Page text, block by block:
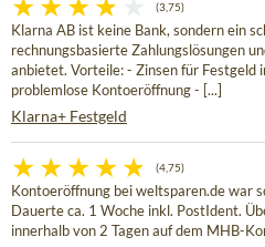
(3,75)
Klarna AB ist keine Bank, sondern ein
rechnungsbasierte Zahlungslösungen
anbietet. Vorteile: - Zinsen für Festgeld
problemlose Kontoeröffnung - [...]
Klarna+ Festgeld
(4,75)
Kontoeröffnung bei weltsparen.de war
Dauerte ca. 1 Woche inkl. PostIdent.
innerhalb von 2 Tagen auf dem MHB-